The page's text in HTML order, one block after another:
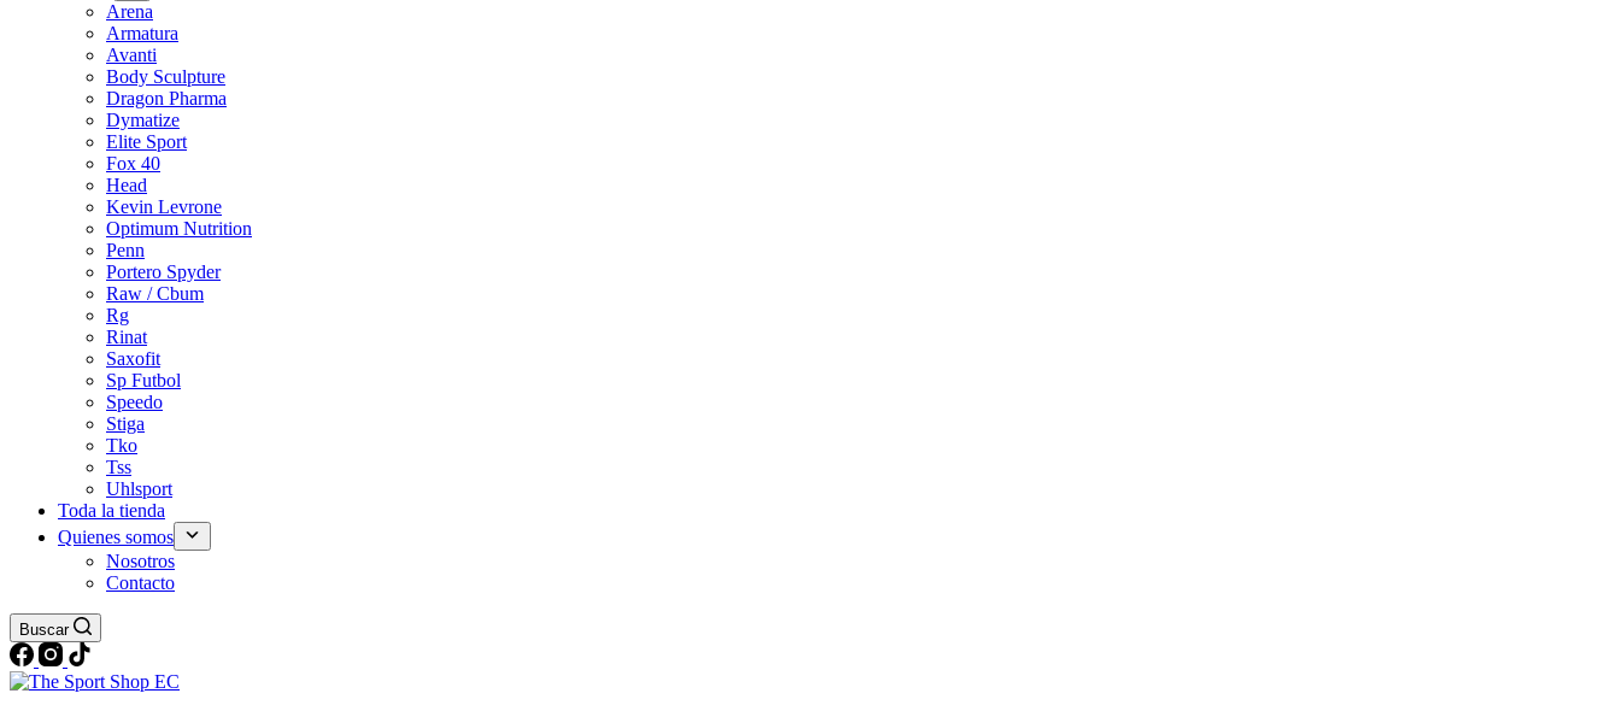
Arena
Armatura
Avanti
Body Sculpture
Dragon Pharma
Dymatize
Elite Sport
Fox 40
Head
Kevin Levrone
Optimum Nutrition
Penn
Portero Spyder
Raw / Cbum
Rg
Rinat
Saxofit
Sp Futbol
Speedo
Stiga
Tko
Tss
Uhlsport
Toda la tienda
Quienes somos
Nosotros
Contacto
Buscar